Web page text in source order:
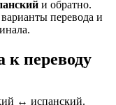
и обратно.
перевода и
к переводу
↔ испанский.